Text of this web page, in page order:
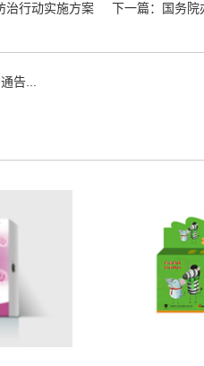
治行动实施方案 下一篇： 国务
告...